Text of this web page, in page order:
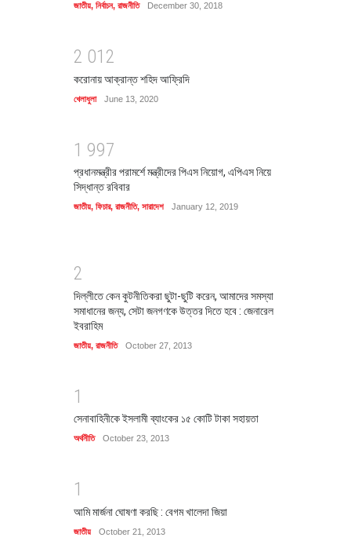
জাতীয়, নির্বাচন, রাজনীতি December 30, 2018
2 01 2
করোনায় আক্রান্ত শহিদ আফ্রিদি
খেলাধুলা June 13, 2020
1 997
প্রধানমন্ত্রীর পরামর্শে মন্ত্রীদের পিএস নিয়োগ, এপিএস নিয়ে
সিদ্ধান্ত রবিবার
জাতীয়, ফিচার, রাজনীতি, সারাদেশ January 12, 2019
2
দিল্লীতে কেন কুটনীতিকরা ছুটা-ছুটি করেন, আমাদের সমস্যা
সমাধানের জন্য, সেটা জনগণকে উত্তর দিতে হবে : জেনারেল
ইবরাহিম
জাতীয়, রাজনীতি October 27, 2013
1
সেনাবাহিনীকে ইসলামী ব্যাংকের ১৫ কোটি টাকা সহায়তা
অর্থনীতি October 23, 2013
1
আমি মার্জনা ঘোষণা করছি : বেগম খালেদা জিয়া
জাতীয় October 21, 2013